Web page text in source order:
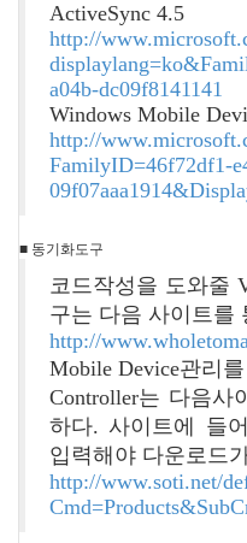
ActiveSync 4.5
http://
a04b-dc09f8141141
Windows Mobile
http://
FamilyID=46f72df1-
■ 동기화도구
코드작성을 도와줄
구는 다음 사이트를
http://
Mobile Device관리
Controller는 다음사
하다. 사이트에 들
입력해야 다운로드
http://www.soti.net/